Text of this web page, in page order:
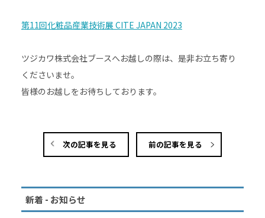
第11回化粧品産業技術展 CITE JAPAN 2023
ツジカワ株式会社ブースへお越しの際は、是非お立ち寄り
くださいませ。
皆様のお越しをお待ちしております。
次の記事を見る 前の記事を見る
新着 - お知らせ